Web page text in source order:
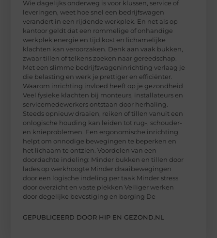
Wie dagelijks onderweg is voor klussen, service of
leveringen, weet hoe snel een bedrijfswagen
verandert in een rijdende werkplek. En net als op
kantoor geldt dat een rommelige of onhandige
werkplek energie en tijd kost en lichamelijke
klachten kan veroorzaken. Denk aan vaak bukken,
zwaar tillen of telkens zoeken naar gereedschap.
Met een slimme bedrijfswageninrichting verlaag je
die belasting en werk je prettiger en efficiënter.
Waarom inrichting invloed heeft op je gezondheid
Veel fysieke klachten bij monteurs, installateurs en
servicemedewerkers ontstaan door herhaling.
Steeds opnieuw draaien, reiken of tillen vanuit een
onlogische houding kan leiden tot rug-, schouder-
en knieproblemen. Een ergonomische inrichting
helpt om onnodige bewegingen te beperken en
het lichaam te ontzien. Voordelen van een
doordachte indeling: Minder bukken en tillen door
lades op werkhoogte Minder draaibewegingen
door een logische indeling per taak Minder stress
door overzicht en vaste plekken Veiliger werken
door degelijke bevestiging en borging De
GEPUBLICEERD DOOR HIP EN GEZOND.NL